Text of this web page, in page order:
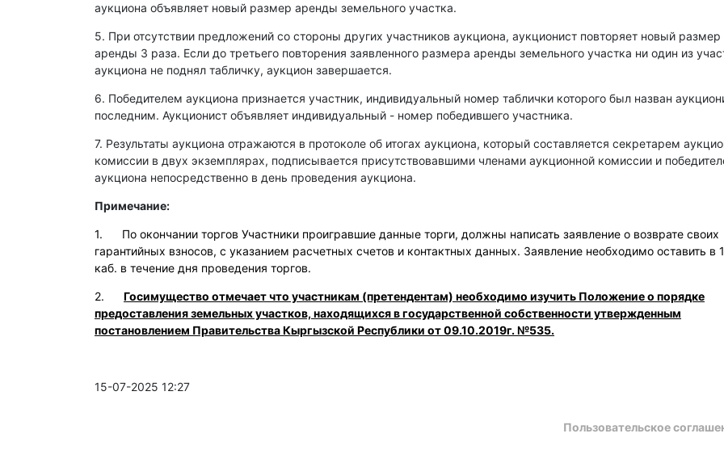
аукциона объявляет новый размер аренды земельного участка.
5. При отсутствии предложений со стороны других участников аукциона, аукционист повторяет новый размер
аренды 3 раза. Если до третьего повторения заявленного размера аренды земельного участка ни один из
аукциона не поднял табличку, аукцион завершается.
6. Победителем аукциона признается участник, индивидуальный номер таблички которого был назван
последним. Аукционист объявляет индивидуальный - номер победившего участника.
7. Результаты аукциона отражаются в протоколе об итогах аукциона, который составляется секретарем
комиссии в двух экземплярах, подписывается присутствовавшими членами аукционной комиссии и
аукциона непосредственно в день проведения аукциона.
Примечание:
1. По окончании торгов Участники проигравшие данные торги, должны написать заявление о возврате своих
гарантийных взносов, с указанием расчетных счетов и контактных данных. Заявление необходимо оставить в
каб. в течение дня проведения торгов.
2. Госимущество отмечает что участникам (претендентам) необходимо изучить Положение о порядке
предоставления земельных участков, находящихся в государственной собственности утвержденным
постановлением Правительства Кыргызской Республики от 09.10.2019г. №535.
15-07-2025 12:27
Пользовательское